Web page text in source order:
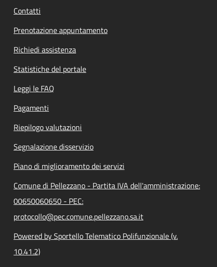
Contatti
Prenotazione appuntamento
Richiedi assistenza
Statistiche del portale
Leggi le FAQ
Pagamenti
Riepilogo valutazioni
Segnalazione disservizio
Piano di miglioramento dei servizi
Comune di Pellezzano - Partita IVA dell'amministrazione:
00650060650 - PEC:
protocollo@pec.comune.pellezzano.sa.it
Powered by Sportello Telematico Polifunzionale (v.
10.41.2)